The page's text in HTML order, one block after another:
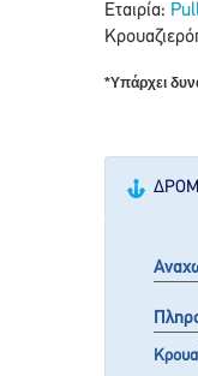
Εταιρία:
*Υπάρχει